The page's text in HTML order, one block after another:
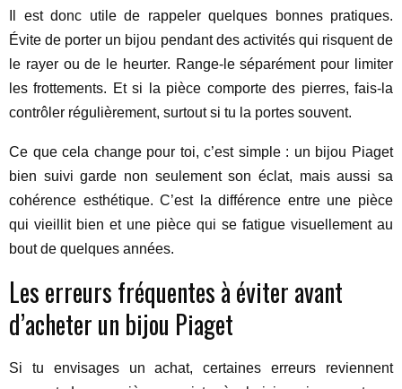
Il est donc utile de rappeler quelques bonnes pratiques.
Évite de porter un bijou pendant des activités qui risquent de
le rayer ou de le heurter. Range-le séparément pour limiter
les frottements. Et si la pièce comporte des pierres, fais-la
contrôler régulièrement, surtout si tu la portes souvent.
Ce que cela change pour toi, c’est simple : un bijou Piaget
bien suivi garde non seulement son éclat, mais aussi sa
cohérence esthétique. C’est la différence entre une pièce
qui vieillit bien et une pièce qui se fatigue visuellement au
bout de quelques années.
Les erreurs fréquentes à éviter avant
d’acheter un bijou Piaget
Si tu envisages un achat, certaines erreurs reviennent